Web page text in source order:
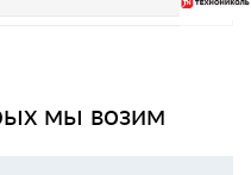
мы возим